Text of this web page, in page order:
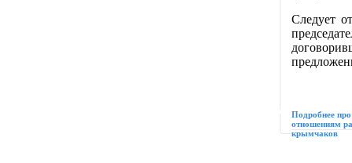
Следует
Подробнее
отношениям
крымчаков